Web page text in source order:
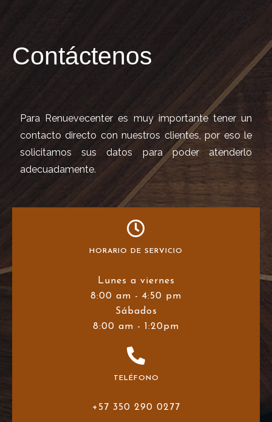
Contáctenos
Para Renuevecenter es muy importante tener un
contacto directo con nuestros clientes, por eso le
solicitamos sus datos para poder atenderlo
adecuadamente.
HORARIO DE SERVICIO
Lunes a viernes
8:00 am - 4:50 pm
Sábados
8:00 am - 1:20pm
TELÉFONO
+57 350 290 0277